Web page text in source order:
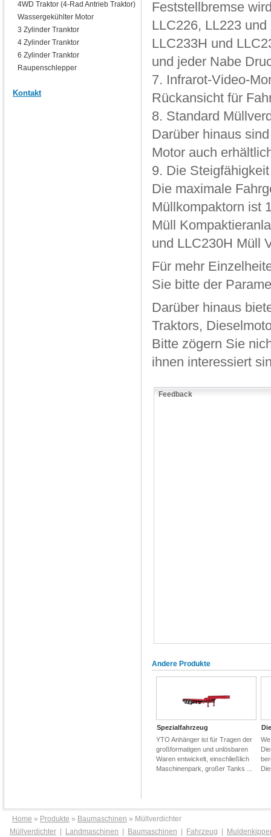
Feststellbremse
LLC226, LL223
LLC233H und
und jeder Nabe
7. Infrarot-Video-
Rückansicht für
8. Standard
Darüber hinaus
Motor auch
9. Die
Die maximale
Müllkompaktorn ist
Müll
und LLC230H Müll
Für mehr
Sie bitte der
Darüber hinaus
Traktors,
Bitte zögern Sie
ihnen interessiert
Feedback
Andere Produkte
Spezialfahrzeug
YTO Anhänger ist für Tragen der
großformatigen und unlösbaren
Waren entwickelt, einschließlich
Maschinenpark, großer Tanks ...
4WD Traktor (4-Rad Antrieb Traktor)
Wassergekühlter Motor
3 Zylinder Tranktor
4 Zylinder Tranktor
6 Zylinder Tranktor
Raupenschlepper
Kontakt
Home » Produkte » Baumaschinen » Müllverdichter
Müllverdichter
Landmaschinen Baumaschinen Fahrzeug